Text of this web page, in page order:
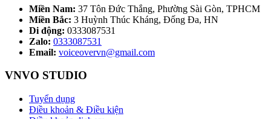
Miền Nam: 37 Tôn Đức Thắng, Phường Sài Gòn, TPHCM
Miền Bắc: 3 Huỳnh Thúc Kháng, Đống Đa, HN
Di động: 0333087531
Zalo: 0333087531
Email: voiceovervn@gmail.com
VNVO STUDIO
Tuyển dụng
Điều khoản & Điều kiện